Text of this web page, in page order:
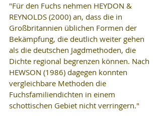
"Für den Fuchs nehmen HEYDON &
REYNOLDS (2000) an, dass die in
Großbritannien üblichen Formen der
Bekämpfung, die deutlich weiter gehen
als die deutschen Jagdmethoden, die
Dichte regional begrenzen können. Nach
HEWSON (1986) dagegen konnten
vergleichbare Methoden die
Fuchsfamiliendichten in einem
schottischen Gebiet nicht verringern."